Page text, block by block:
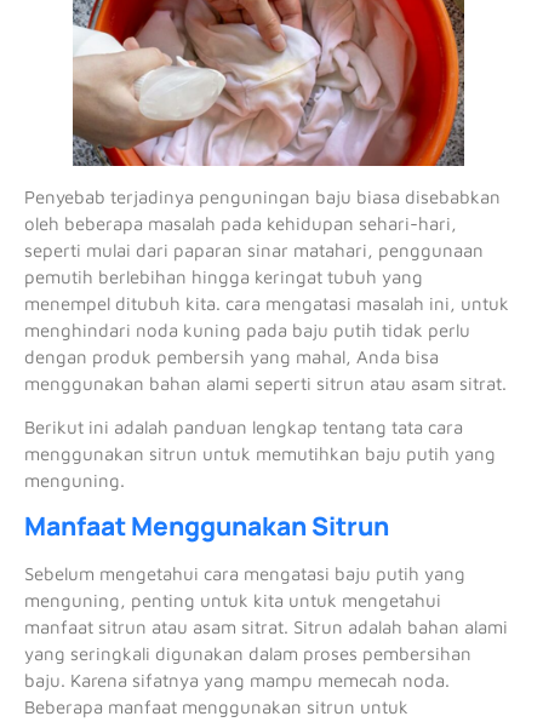
Penyebab terjadinya penguningan baju biasa disebabkan
oleh beberapa masalah pada kehidupan sehari-hari,
seperti mulai dari paparan sinar matahari, penggunaan
pemutih berlebihan hingga keringat tubuh yang
menempel ditubuh kita. cara mengatasi masalah ini, untuk
menghindari noda kuning pada baju putih tidak perlu
dengan produk pembersih yang mahal, Anda bisa
menggunakan bahan alami seperti sitrun atau asam sitrat.
Berikut ini adalah panduan lengkap tentang tata cara
menggunakan sitrun untuk memutihkan baju putih yang
menguning.
Manfaat Menggunakan Sitrun
Sebelum mengetahui cara mengatasi baju putih yang
menguning, penting untuk kita untuk mengetahui
manfaat sitrun atau asam sitrat. Sitrun adalah bahan alami
yang seringkali digunakan dalam proses pembersihan
baju. Karena sifatnya yang mampu memecah noda.
Beberapa manfaat menggunakan sitrun untuk